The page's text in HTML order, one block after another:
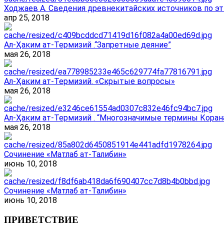
Ходжаев А. Сведения древнекитайских источников по
апр 25, 2018
Ал-Ҳаким ат-Термизий .“Запретные деяние”
мая 26, 2018
Ал-Ҳаким ат-Термизий. «Скрытые вопросы»
мая 26, 2018
Ал-Ҳаким ат-Термизий . “Многозначимые термины
мая 26, 2018
Сочинение «Матлаб ат-Талибин»
июнь 10, 2018
Сочинение «Матлаб ат-Талибин»
июнь 10, 2018
ПРИВЕТСТВИЕ